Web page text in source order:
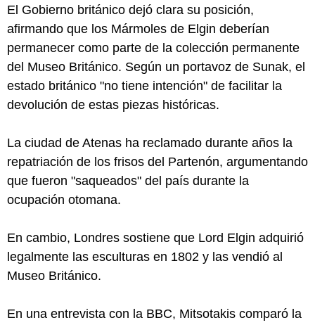
El Gobierno británico dejó clara su posición,
afirmando que los Mármoles de Elgin deberían
permanecer como parte de la colección permanente
del Museo Británico. Según un portavoz de Sunak, el
estado británico "no tiene intención" de facilitar la
devolución de estas piezas históricas.
La ciudad de Atenas ha reclamado durante años la
repatriación de los frisos del Partenón, argumentando
que fueron "saqueados" del país durante la
ocupación otomana.
En cambio, Londres sostiene que Lord Elgin adquirió
legalmente las esculturas en 1802 y las vendió al
Museo Británico.
En una entrevista con la BBC, Mitsotakis comparó la